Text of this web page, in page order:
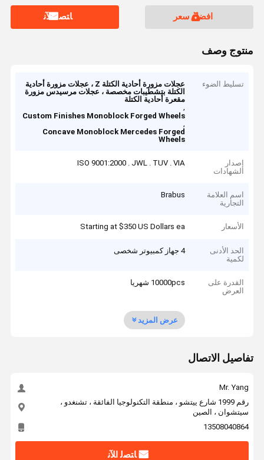
افضل سعر ﺎﺘﺼﻟ ﺍﻶﻧ
منتوج وصف
تسليط الضوء
عجلات مزورة أحادية الكتلة Z ، عجلات مزورة أحادية
الكتلة بتشطيبات مخصصة ، عجلات مرسيدس مزورة
مقعرة أحادية الكتلة
,
Custom Finishes Monoblock Forged Wheels
,
Concave Monoblock Mercedes Forged
Wheels
إصدار
الشهادات
ISO 9001:2000 . JWL . TUV . VIA
اسم العلامة
التجارية
Brabus
الأسعار Starting at $350 US Dollars ea
الحد الأدنى
لكمية
4 جهاز كمبيوتر شخصى
القدرة على
العرض
10000pcs شهريا
عرض المزيد
تفاصيل الاتصال
Mr. Yang
رقم 1999 شارع ييتشو ، منطقة التكنولوجيا الفائقة ، تشنغدو ،
سيتشوان ، الصين
13508040864
ﺎﺘﺼﻟ ﺍﻶﻧ